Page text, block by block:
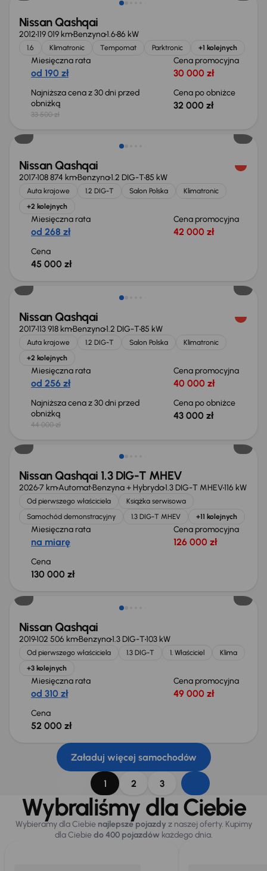
Nissan Qashqai
2012119 019 kmBenzyna1.686 kW
1.6 Klimatronic Tempomat Parktronic +1 kolejnych
Miesięczna rata
od 190 zł
Cena promocyjna
30 000 zł
Najniższa cena z 30 dni przed
obniżką
33 500 zł
Cena po obniżce
32 000 zł
Nissan Qashqai
2017108 874 kmBenzyna1.2 DIG-T85 kW
Auta krajowe 1.2 DIG-T Salon Polska
Klimatronic
+2 kolejnych
Miesięczna rata
od 268 zł
Cena promocyjna
42 000 zł
Cena
45 000 zł
Taniej o 1 000 zł
Nissan Qashqai
2017113 918 kmBenzyna1.2 DIG-T85 kW
Auta krajowe 1.2 DIG-T Salon Polska
Klimatronic
+2 kolejnych
Miesięczna rata
od 256 zł
Cena promocyjna
40 000 zł
Najniższa cena z 30 dni przed
obniżką
44 000 zł
Cena po obniżce
43 000 zł
Od nowego taniej o 33 156 zł
Nissan Qashqai 1.3 DIG-T MHEV
20267 kmAutomatBenzyna + Hybryda1.3 DIG-T MHEV116 kW
Od pierwszego właściciela
Książka serwisowa
Samochód demonstracyjny
1.3 DIG-T MHEV +11 kolejnych
Miesięczna rata
na miarę
Cena promocyjna
126 000 zł
Cena
130 000 zł
Nissan Qashqai
2019102 506 kmBenzyna1.3 DIG-T103 kW
Od pierwszego właściciela 1.3 DIG-T 1. Właściciel
Klima
+3 kolejnych
Miesięczna rata
od 310 zł
Cena promocyjna
49 000 zł
Cena
52 000 zł
Załaduj więcej samochodów
1 2 3
Wybraliśmy dla Ciebie
Wybieramy dla Ciebie najlepsze pojazdy z naszej oferty. Kupimy
dla Ciebiedo 400 pojazdówkażdego dnia.